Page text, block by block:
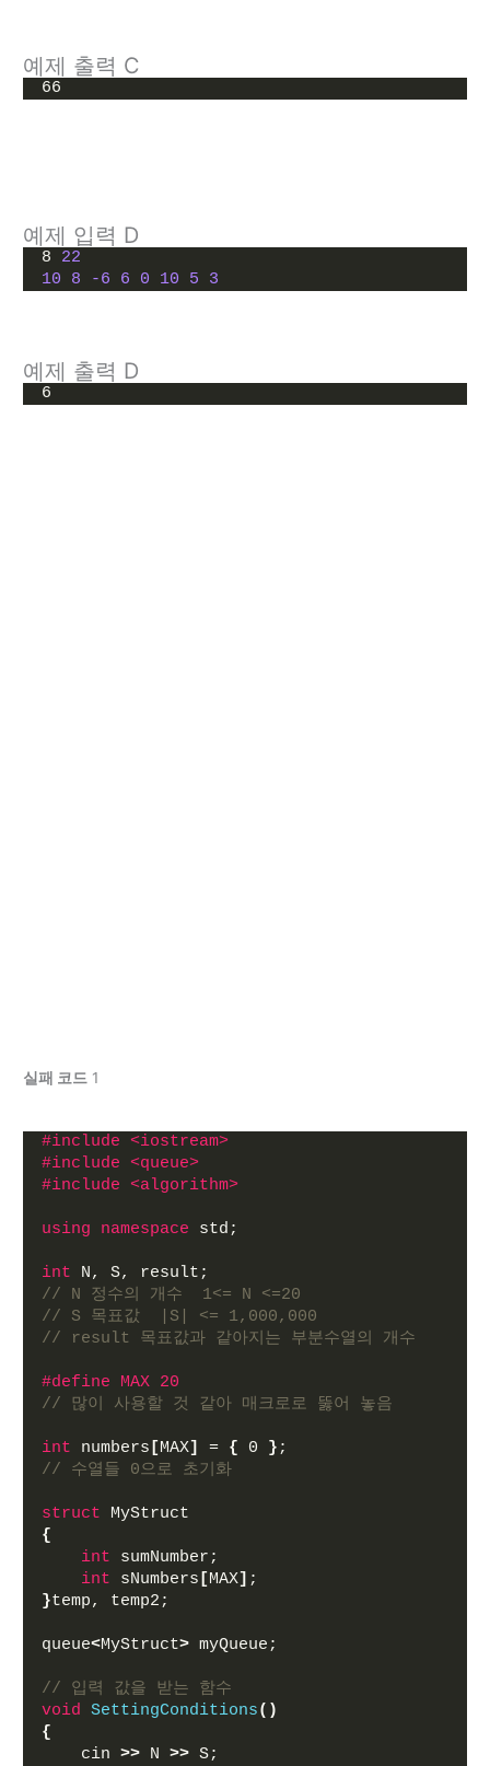
예제 출력 C
66
예제 입력 D
8 22
10
8 -6 6 0 10 5 3
예제 출력 D
6
실패 코드 1
#include <iostream>
#include <queue>
#include <algorithm>
using namespace std;
int N, S, result;
// N 정수의 개수  1<= N <=20
// S 목표값  |S| <= 1,000,000
// result 목표값과 같아지는 부분수열의 개수
#define MAX 20
// 많이 사용할 것 같아 매크로로 뚫어 놓음
int numbers [MAX] = { 0 };
// 수열들 0으로 초기화
struct MyStruct
{
int sumNumber;
int sNumbers [MAX] ;
}temp, temp2;
queue<MyStruct> myQueue;
// 입력 값을 받는 함수
void SettingConditions()
{
    cin
>> N >> S;